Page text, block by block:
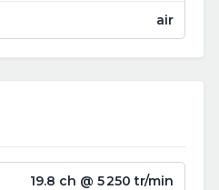
air
19.8 ch @ 5 250 tr/min